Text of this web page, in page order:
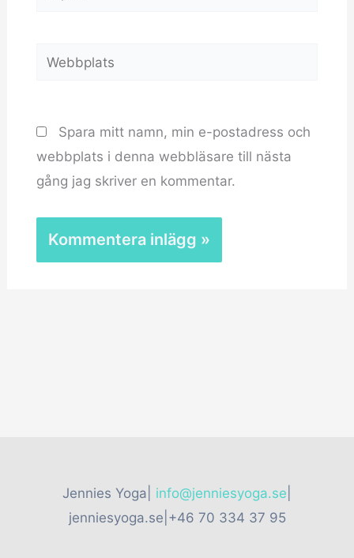
Webbplats
Spara mitt namn, min e-postadress och
webbplats i denna webbläsare till nästa
gång jag skriver en kommentar.
Jennies Yoga| info@jenniesyoga.se
jenniesyoga.se|+46 70 334 37 95